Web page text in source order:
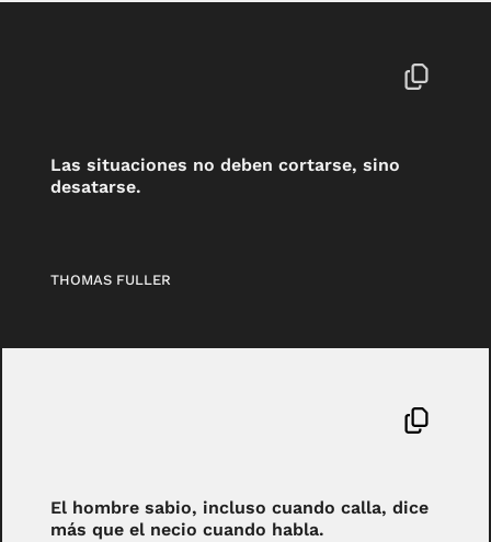
Las situaciones no deben cortarse, sino
desatarse.
THOMAS FULLER
El hombre sabio, incluso cuando calla, dice
más que el necio cuando habla.